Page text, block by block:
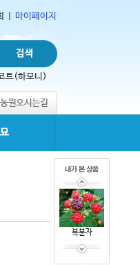
마이페이지
트(하모니)
복분자